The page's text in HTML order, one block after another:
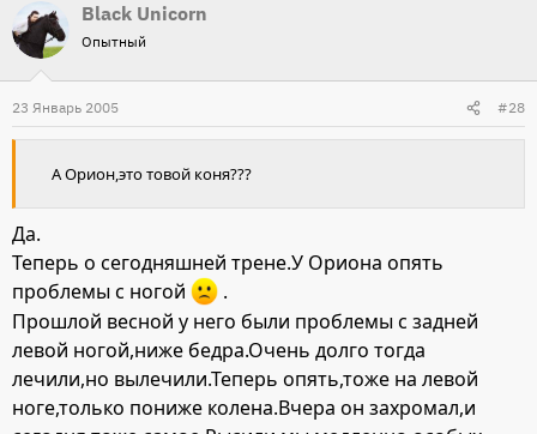
Black Unicorn
Опытный
23 Январь 2005 #28
А Орион,это товой коня???
Да.
Теперь о сегодняшней трене.У Ориона опять
проблемы с ногой
.
Прошлой весной у него были проблемы с задней
левой ногой,ниже бедра.Очень долго тогда
лечили,но вылечили.Теперь опять,тоже на левой
ноге,только пониже колена.Вчера он захромал,и